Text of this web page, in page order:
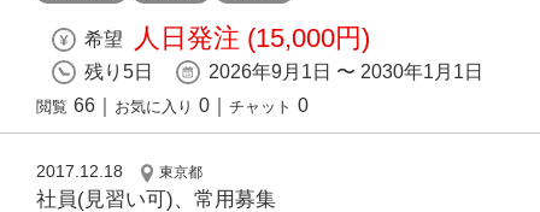
希望 人日発注 (15,000円)
残り5日 2026年9月1日 〜 2030年1月1日
閲覧 66 お気に入り 0 チャット 0
2017.12.18 東京都
社員(見習い可)、常用募集